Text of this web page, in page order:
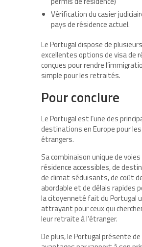
Vérification du casier
pays de résidence actuel.
Le Portugal dispose de plusieurs
excellentes options de visa de
conçues pour rendre
simple pour les retraités.
Pour conclure
Le Portugal est l’une des
destinations en Europe pour
étrangers.
Sa combinaison unique de voies
résidence accessibles, de
de climat séduisants, de coût
abordable et de délais rapides
la citoyenneté fait du Portugal
attrayant pour ceux qui
leur retraite à l’étranger.
De plus, le Portugal présente